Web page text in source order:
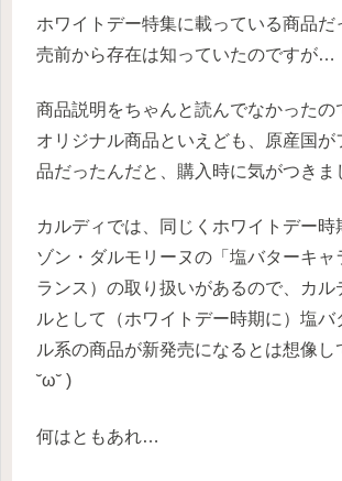
ホワイトデー特集に載っている商品だ
売前から存在は知っていたのですが…
商品説明をちゃんと読んでなかったの
オリジナル商品といえども、原産国が
品だったんだと、購入時に気がつきま
カルディでは、同じくホワイトデー時
ゾン・ダルモリーヌの「塩バターキャ
ランス）の取り扱いがあるので、カル
ルとして（ホワイトデー時期に）塩バ
ル系の商品が新発売になるとは想像し
˘ω˘ )
何はともあれ…